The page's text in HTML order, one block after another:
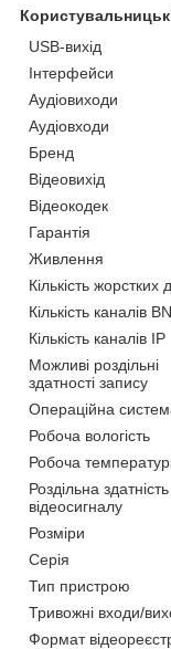
USB-вихід
Інтерфейси
Аудіовиходи
Аудіовходи
Бренд
Відеовихід
Відеокодек
Гарантія
Живлення
Кількість жорстких
Кількість каналів
Кількість каналів IP
Можливі роздільні
здатності запису
Операційна
Робоча вологість
Робоча
Роздільна здатність
відеосигналу
Розміри
Серія
Тип пристрою
Тривожні входи/
Формат